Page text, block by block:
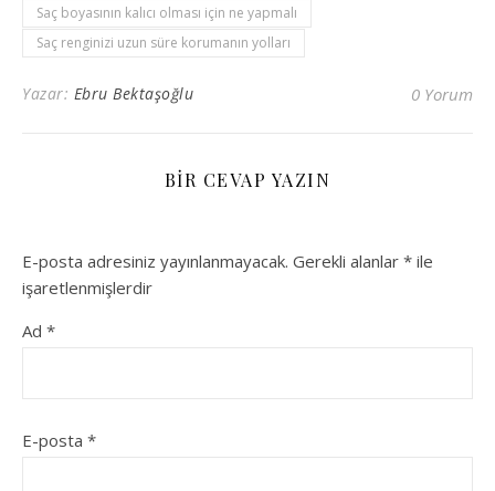
Saç boyasının kalıcı olması için ne yapmalı
Saç renginizi uzun süre korumanın yolları
Yazar: Ebru Bektaşoğlu 0 Yorum
BIR CEVAP YAZIN
E-posta adresiniz yayınlanmayacak. Gerekli alanlar * ile
işaretlenmişlerdir
Ad *
E-posta *